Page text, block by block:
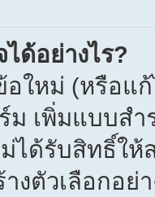
ด้อย่างไร?
ใหม่ (หรือแ
เพิ่มแบบส
ได้รับสิทธิ์ให้
งตัวเลือกอย่